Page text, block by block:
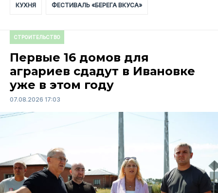
КУХНЯ ФЕСТИВАЛЬ «БЕРЕГА ВКУСА»
СТРОИТЕЛЬСТВО
Первые 16 домов для
аграриев сдадут в Ивановке
уже в этом году
07.08.2026 17:03